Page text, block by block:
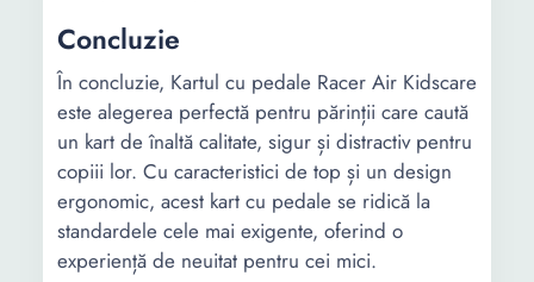
Concluzie
În concluzie, Kartul cu pedale Racer Air Kidscare
este alegerea perfectă pentru părinții care caută
un kart de înaltă calitate, sigur și distractiv pentru
copiii lor. Cu caracteristici de top și un design
ergonomic, acest kart cu pedale se ridică la
standardele cele mai exigente, oferind o
experiență de neuitat pentru cei mici.